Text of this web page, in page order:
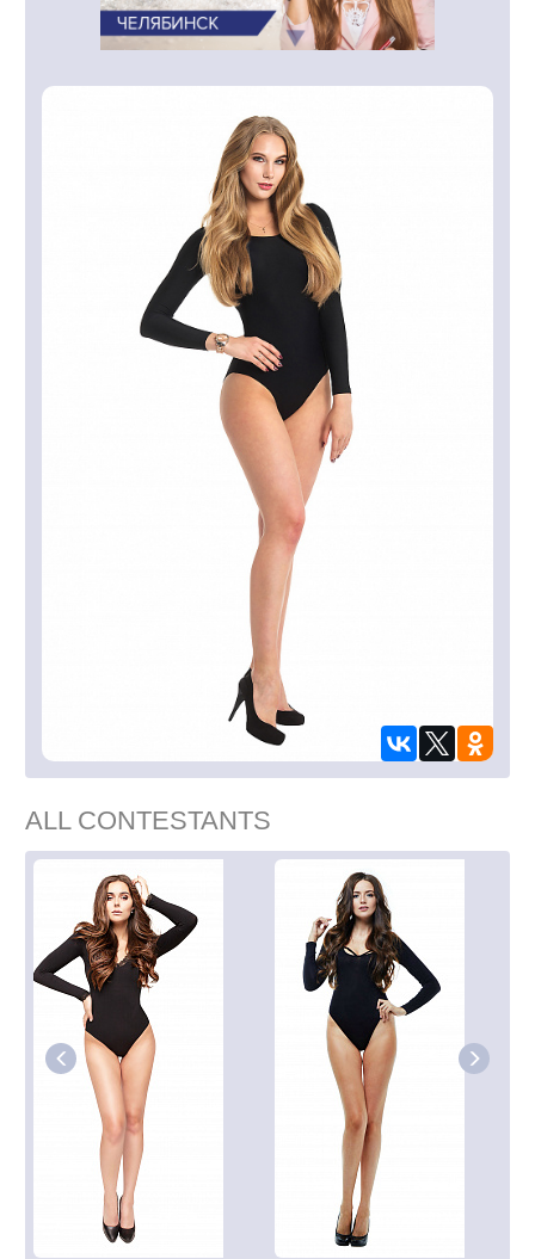
ALL CONTESTANTS